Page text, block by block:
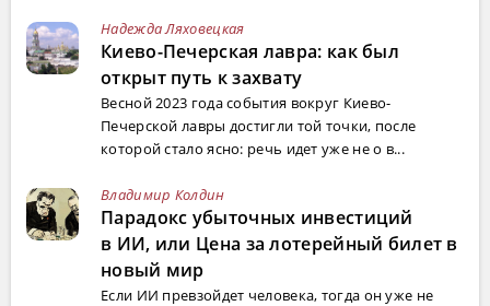
Надежда Ляховецкая
Киево-Печерская лавра: как был
открыт путь к захвату
Весной 2023 года события вокруг Киево-
Печерской лавры достигли той точки, после
которой стало ясно: речь идет уже не о в...
Владимир Колдин
Парадокс убыточных инвестиций
в ИИ, или Цена за лотерейный билет в
новый мир
Если ИИ превзойдет человека, тогда он уже не